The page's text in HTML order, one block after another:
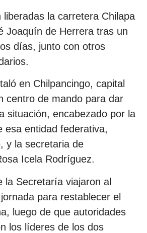
liberadas la carretera Chilapa
Joaquín de Herrera tras un
días, junto con otros
en Chilpancingo, capital
centro de mando para dar
situación, encabezado por la
esa entidad federativa,
y la secretaria de
Icela Rodríguez.
la Secretaría viajaron al
para restablecer el
luego de que autoridades
los líderes de los dos